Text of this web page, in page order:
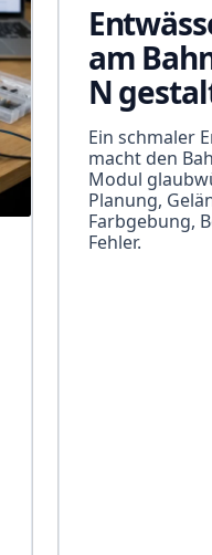
am
N
Ein schmaler
macht den
Modul
Planung,
Farbgebung,
Fehler.